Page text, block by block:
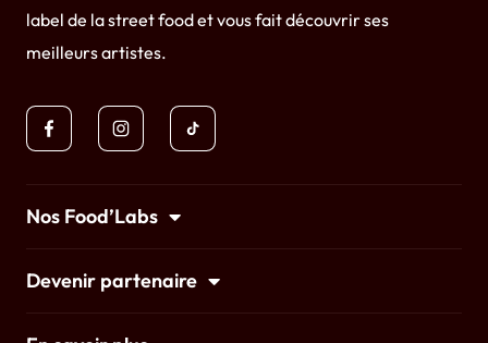
label de la street food et vous fait découvrir ses
meilleurs artistes.
Nos Food’Labs
Devenir partenaire